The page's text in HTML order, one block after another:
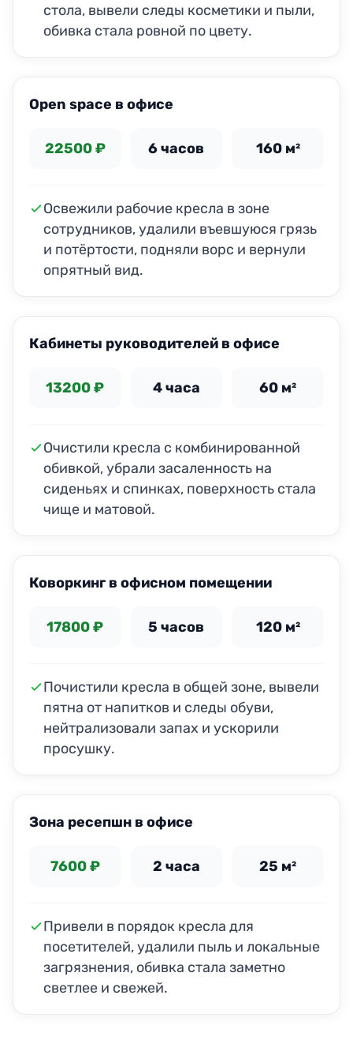
стола, вывели следы косметики и пыли,
обивка стала ровной по цвету.
Open space в офисе
22500 ₽ 6 часов 160 м²
Освежили рабочие кресла в зоне
сотрудников, удалили въевшуюся грязь
и потёртости, подняли ворс и вернули
опрятный вид.
Кабинеты руководителей в офисе
13200 ₽ 4 часа 60 м²
Очистили кресла с комбинированной
обивкой, убрали засаленность на
сиденьях и спинках, поверхность стала
чище и матовой.
Коворкинг в офисном помещении
17800 ₽ 5 часов 120 м²
Почистили кресла в общей зоне, вывели
пятна от напитков и следы обуви,
нейтрализовали запах и ускорили
просушку.
Зона ресепшн в офисе
7600 ₽ 2 часа 25 м²
Привели в порядок кресла для
посетителей, удалили пыль и локальные
загрязнения, обивка стала заметно
светлее и свежей.